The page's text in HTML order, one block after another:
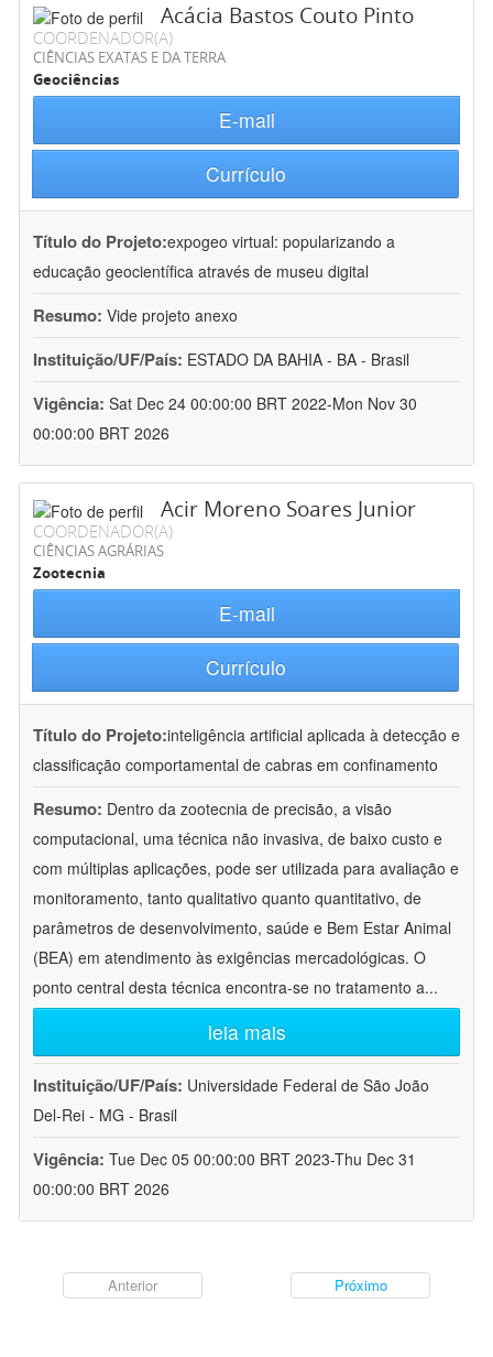
Acácia Bastos Couto Pinto
COORDENADOR(A)
CIÊNCIAS EXATAS E DA TERRA
Geociências
E-mail
Currículo
Título do Projeto:expogeo virtual: popularizando a
educação geocientífica através de museu digital
Resumo: Vide projeto anexo
Instituição/UF/País: ESTADO DA BAHIA - BA - Brasil
Vigência: Sat Dec 24 00:00:00 BRT 2022-Mon Nov 30
00:00:00 BRT 2026
Acir Moreno Soares Junior
COORDENADOR(A)
CIÊNCIAS AGRÁRIAS
Zootecnia
E-mail
Currículo
Título do Projeto:inteligência artificial aplicada à detecção e
classificação comportamental de cabras em confinamento
Resumo: Dentro da zootecnia de precisão, a visão
computacional, uma técnica não invasiva, de baixo custo e
com múltiplas aplicações, pode ser utilizada para avaliação e
monitoramento, tanto qualitativo quanto quantitativo, de
parâmetros de desenvolvimento, saúde e Bem Estar Animal
(BEA) em atendimento às exigências mercadológicas. O
ponto central desta técnica encontra-se no tratamento a...
leia mais
Instituição/UF/País: Universidade Federal de São João
Del-Rei - MG - Brasil
Vigência: Tue Dec 05 00:00:00 BRT 2023-Thu Dec 31
00:00:00 BRT 2026
Anterior Próximo